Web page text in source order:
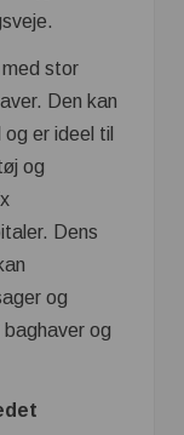
stor
Den kan
er ideel til
og
Dens
og
og